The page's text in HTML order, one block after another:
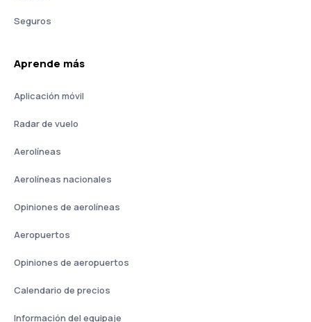
Seguros
Aprende más
Aplicación móvil
Radar de vuelo
Aerolíneas
Aerolíneas nacionales
Opiniones de aerolíneas
Aeropuertos
Opiniones de aeropuertos
Calendario de precios
Información del equipaje